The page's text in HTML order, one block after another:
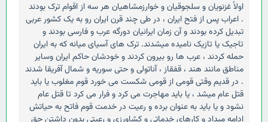
اولاً غزنویان و سلجوقیان و خوارزمشاهیان هر سه از اقوام ترک بودند
. اعراب پس از فتح ایران ، در طی چند قرن ایران رو به یک کشور عربی
تبدیل کرده بودند و آن زمان ایرانیان دورگه عرب و فارسی بودند و
تاجیک یا تازیک نامیده میشدند. ترک های آسیای میانه که به ایران
حمله کردند ، عرب ها رو بیرون کردند و خودشان حاکم ایران وسایر
مناطق مانند هند ، قفقاز ، آناتولی و حتی سوریه و شمال آفریقا شدند
. در قدیم وقتی قومی از قومی شکست می خورد قوم مغلوب یا باید
قتل عام میشد ، یا باید مهاجرت می کرد و فرار می کرد تا قتل عام
نشود و یا باید به عنوان برده و رعیت در خدمت قوم فاتح به حیاتش